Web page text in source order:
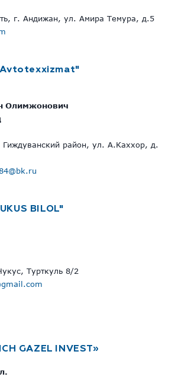
г. Андижан, ул. Амира Темура, д.5
Олимжонович
Гиждуванский район, ул. А.Каххор, д.
BILOL"
Турткуль 8/2
GAZEL INVEST»